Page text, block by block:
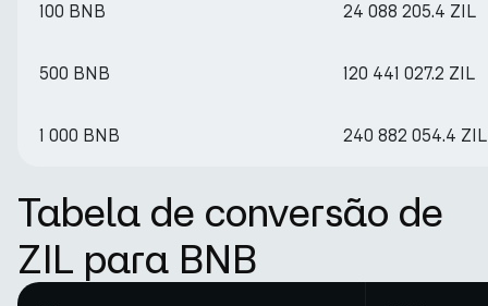
100 BNB 24 088 205.4 ZIL
500 BNB 120 441 027.2 ZIL
1 000 BNB 240 882 054.4 ZIL
Tabela de conversão de
ZIL para BNB